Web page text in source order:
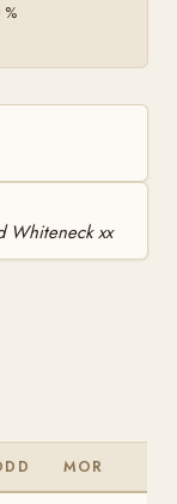
Whiteneck xx
MOR